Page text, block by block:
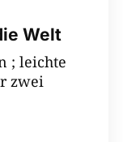
Welt
; leichte
zwei